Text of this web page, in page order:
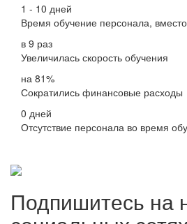
1 - 10 дней
Время обучение персонала,
в 9 раз
Увеличилась скорость обучения
на 81%
Сократились финансовые расходы
0 дней
Отсутствие персонала во время
Подпишитесь на